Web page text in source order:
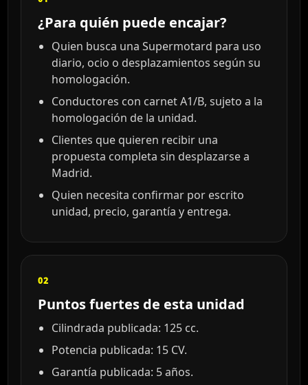
¿Para quién puede encajar?
Quien busca una Supermotard para uso
diario, ocio o desplazamientos según su
homologación.
Conductores con carnet A1/B, sujeto a la
homologación de la unidad.
Clientes que quieren recibir una
propuesta completa sin desplazarse a
Madrid.
Quien necesita confirmar por escrito
unidad, precio, garantía y entrega.
02
Puntos fuertes de esta unidad
Cilindrada publicada: 125 cc.
Potencia publicada: 15 CV.
Garantía publicada: 5 años.